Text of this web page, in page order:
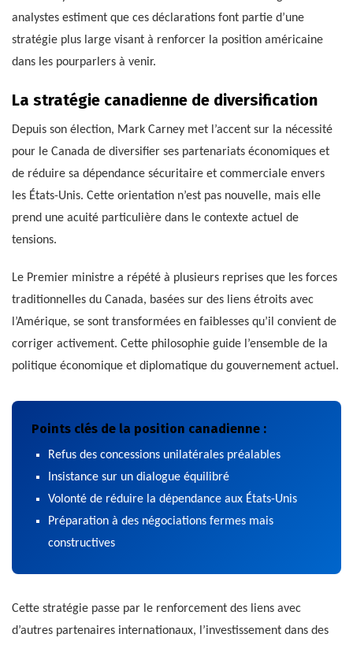
analystes estiment que ces déclarations font partie d’une
stratégie plus large visant à renforcer la position américaine
dans les pourparlers à venir.
La stratégie canadienne de diversification
Depuis son élection, Mark Carney met l’accent sur la nécessité
pour le Canada de diversifier ses partenariats économiques et
de réduire sa dépendance sécuritaire et commerciale envers
les États-Unis. Cette orientation n’est pas nouvelle, mais elle
prend une acuité particulière dans le contexte actuel de
tensions.
Le Premier ministre a répété à plusieurs reprises que les forces
traditionnelles du Canada, basées sur des liens étroits avec
l’Amérique, se sont transformées en faiblesses qu’il convient de
corriger activement. Cette philosophie guide l’ensemble de la
politique économique et diplomatique du gouvernement actuel.
Points clés de la position canadienne :
Refus des concessions unilatérales préalables
Insistance sur un dialogue équilibré
Volonté de réduire la dépendance aux États-Unis
Préparation à des négociations fermes mais
constructives
Cette stratégie passe par le renforcement des liens avec
d’autres partenaires internationaux, l’investissement dans des